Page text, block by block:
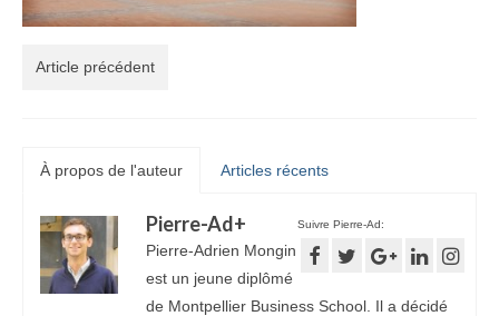
Article précédent
À propos de l'auteur Articles récents
Suivre Pierre-Ad:
Pierre-Ad+
Pierre-Adrien Mongin
est un jeune diplômé
de Montpellier Business School. Il a décidé